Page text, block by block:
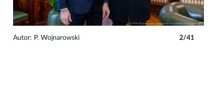
Autor: P. Wojnarowski 2/41